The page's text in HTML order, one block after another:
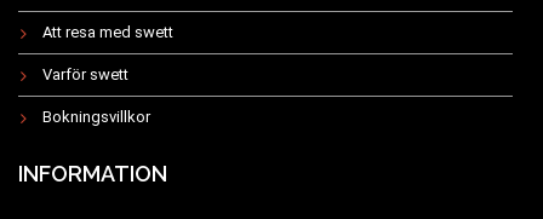
Att resa med swett
Varför swett
Bokningsvillkor
INFORMATION